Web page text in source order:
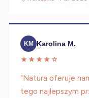
KM Karolina M.
★★★★☆
"Natura oferuje
tego najlepszym